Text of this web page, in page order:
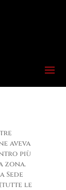
aveva
più
zona.
Sede
le